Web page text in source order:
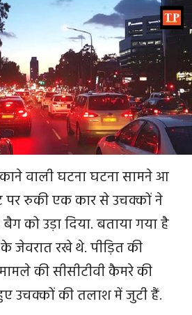
वाली घटना घटना सामने आ
पर रुकी एक कार से उचक्कों ने
को उड़ा दिया. बताया गया है
जेवरात रखे थे. पीड़ित की
की सीसीटीवी कैमरे की
उचक्कों की तलाश में जुटी हैं.